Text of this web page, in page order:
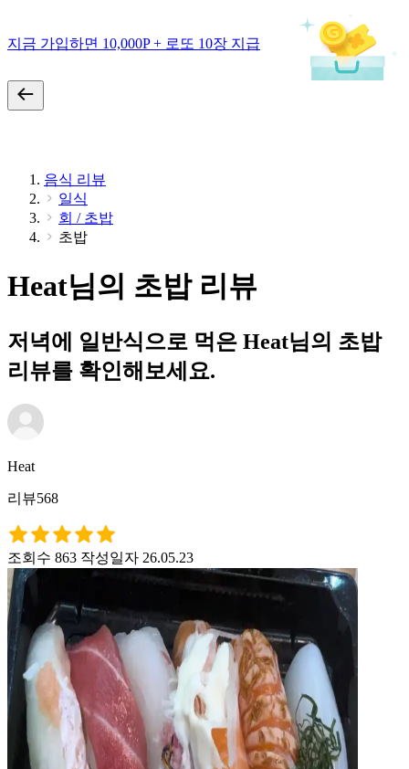
지금 가입하면 10,000P + 로또 10장 지급
음식 리뷰
일식
회 / 초밥
초밥
Heat님의 초밥 리뷰
저녁에 일반식으로 먹은 Heat님의 초밥
리뷰를 확인해보세요.
Heat
리뷰568
조회수 863 작성일자 26.05.23